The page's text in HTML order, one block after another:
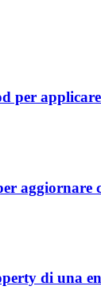
per
di una